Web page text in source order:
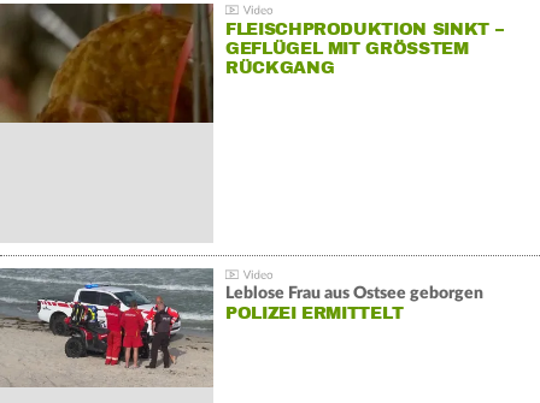
FLEISCHPRODUKTION SINKT –
GEFLÜGEL MIT GRÖSSTEM R
ÜCKGANG
Leblose Frau aus Ostsee geborgen
POLIZEI ERMITTELT